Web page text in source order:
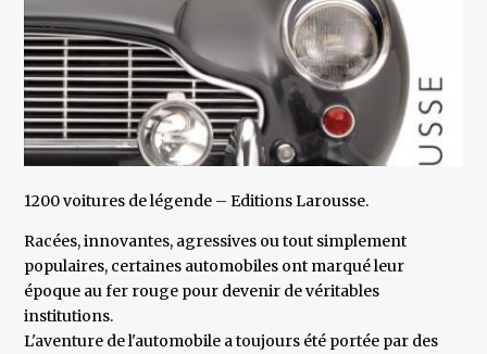
1200 voitures de légende – Editions Larousse.
Racées, innovantes, agressives ou tout simplement
populaires, certaines automobiles ont marqué leur
époque au fer rouge pour devenir de véritables
institutions.
L'aventure de l'automobile a toujours été portée par des